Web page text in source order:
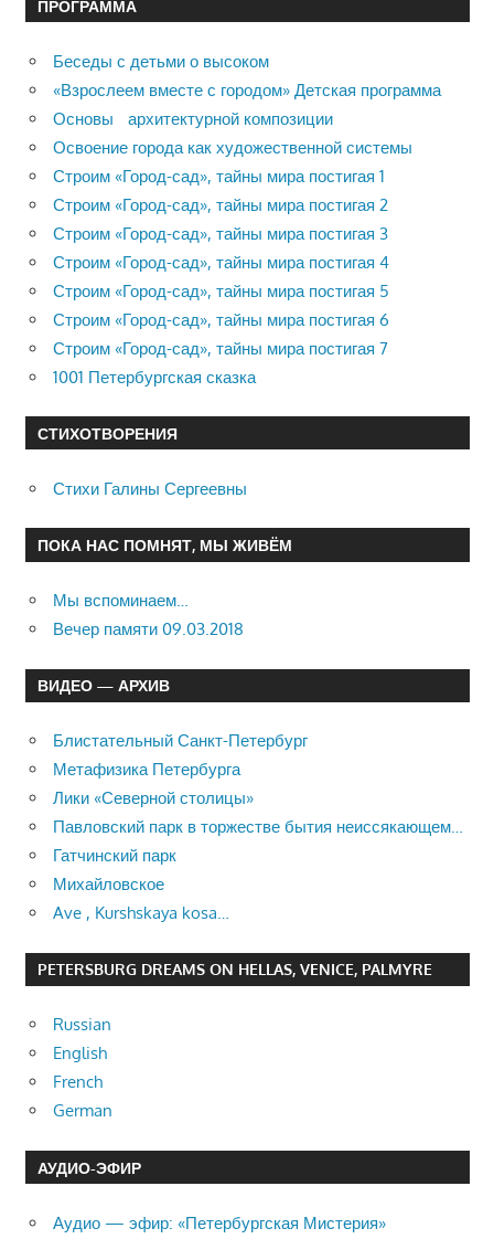
ПРОГРАММА
Беседы с детьми о высоком
«Взрослеем вместе с городом» Детская программа
Основы архитектурной композиции
Освоение города как художественной системы
Строим «Город-сад», тайны мира постигая 1
Строим «Город-сад», тайны мира постигая 2
Строим «Город-сад», тайны мира постигая 3
Строим «Город-сад», тайны мира постигая 4
Строим «Город-сад», тайны мира постигая 5
Строим «Город-сад», тайны мира постигая 6
Строим «Город-сад», тайны мира постигая 7
1001 Петербургская сказка
СТИХОТВОРЕНИЯ
Стихи Галины Сергеевны
ПОКА НАС ПОМНЯТ, МЫ ЖИВЁМ
Мы вспоминаем…
Вечер памяти 09.03.2018
ВИДЕО — АРХИВ
Блистательный Санкт-Петербург
Метафизика Петербурга
Лики «Северной столицы»
Павловский парк в торжестве бытия неиссякающем…
Гатчинский парк
Михайловское
Ave , Kurshskaya kosa…
PETERSBURG DREAMS ON HELLAS, VENICE, PALMYRE
Russian
English
French
German
АУДИО-ЭФИР
Аудио — эфир: «Петербургская Мистерия»